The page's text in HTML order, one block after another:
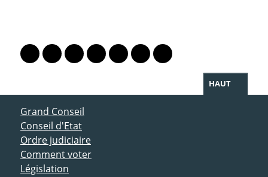
Lien vers le profil Mastodon
Lien vers le profil Bluesky
Lien vers le profil Instagram
Lien vers le profil Linkedin
Lien vers le profil Facebook
Lien vers le profil Twitter
Partager par WhatsApp
HAUT
ACCÈS DIRECT
Grand Conseil
Conseil d'Etat
Ordre judiciaire
Comment voter
Législation